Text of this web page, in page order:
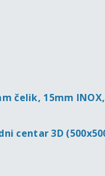
čelik, 15mm
centar 3D